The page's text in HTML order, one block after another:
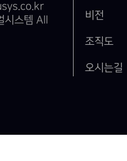
스템 All
비전
조직도
오시는길